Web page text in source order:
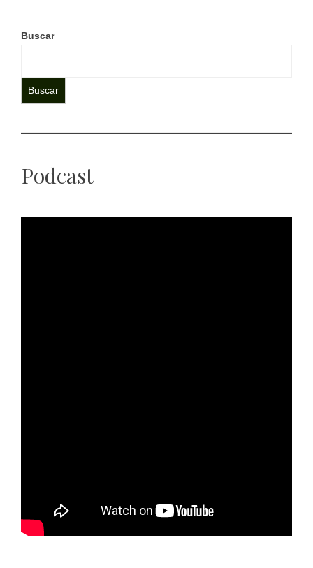
Buscar
Buscar
Podcast